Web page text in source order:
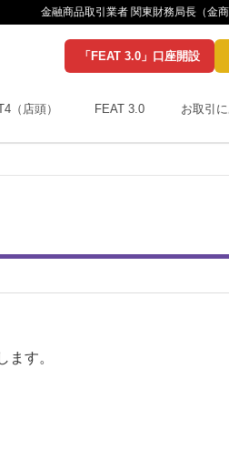
金融商品取引業者 関東財務局長（金
「FEAT 3.0」口座開設
（店頭） FEAT 3.0 お取引
す。